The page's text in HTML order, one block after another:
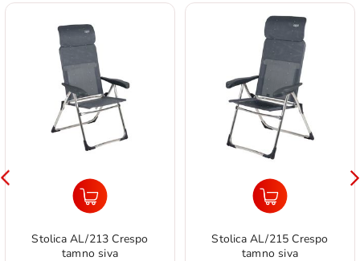
Stolica AL/213 Crespo
tamno siva
Stolica AL/215 Crespo
tamno siva